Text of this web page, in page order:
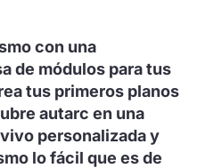
con una
de módulos para tus
tus primeros planos
autarc en una
personalizada y
lo fácil que es de